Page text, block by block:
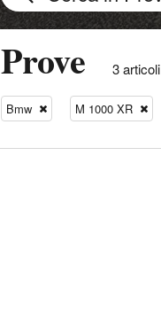
Prove 3 articoli
Bmw M 1000 XR